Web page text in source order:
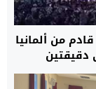
من ألمانيا